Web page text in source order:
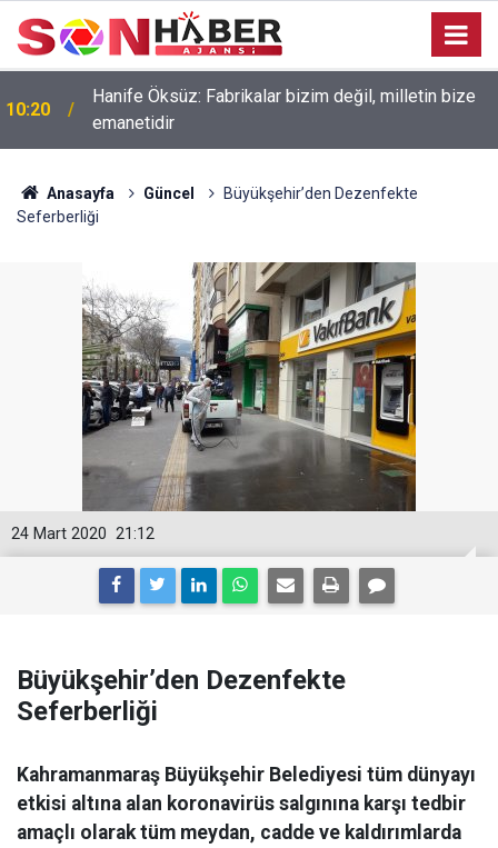
10:20
Hanife Öksüz: Fabrikalar bizim değil, milletin bize
emanetidir
Anasayfa Güncel
Büyükşehir’den Dezenfekte
Seferberliği
21:12
24 Mart 2020
Büyükşehir’den Dezenfekte
Seferberliği
Kahramanmaraş Büyükşehir Belediyesi tüm dünyayı
etkisi altına alan koronavirüs salgınına karşı tedbir
amaçlı olarak tüm meydan, cadde ve kaldırımlarda